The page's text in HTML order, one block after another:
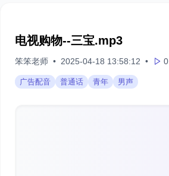
电视购物--三宝.mp3
笨笨老师 • 2025-04-18 13:58:12 • 0
广告配音 普通话 青年 男声